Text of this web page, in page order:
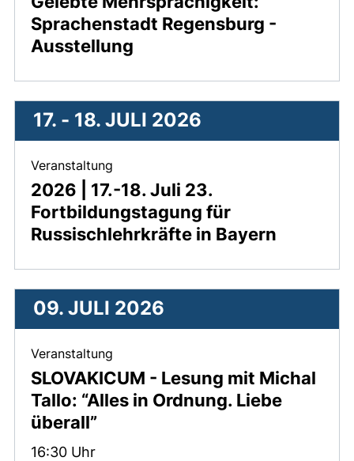
Sprachenstadt Regensburg -
Ausstellung
2026 | 17.-18. Juli 23.
Fortbildungstagung für
Russischlehrkräfte in Bayern
Veranstaltung
17. - 18. JULI 2026
SLOVAKICUM - Lesung mit Michal
Tallo: “Alles in Ordnung. Liebe
überall”
Veranstaltung
Zeit:
16:30 Uhr
09. JULI 2026